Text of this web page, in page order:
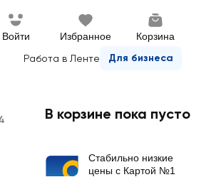
Войти Избранное Корзина
Работа в Ленте Для бизнеса
В корзине пока пусто
Стабильно низкие
цены с Картой №1